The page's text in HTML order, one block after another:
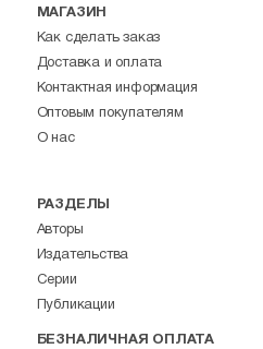
МАГАЗИН
Как сделать заказ
Доставка и оплата
Контактная информация
Оптовым покупателям
О нас
РАЗДЕЛЫ
Авторы
Издательства
Серии
Публикации
БЕЗНАЛИЧНАЯ ОПЛАТА